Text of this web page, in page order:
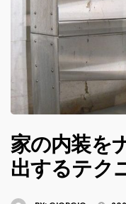
家の内装を
出するテク